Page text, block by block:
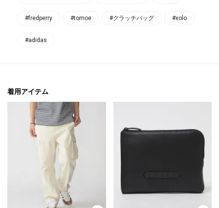
#fredperry #tomoe #クラッチバッグ #xolo
#adidas
着用アイテム